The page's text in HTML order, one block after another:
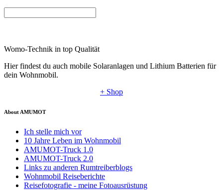
Womo-Technik in top Qualität
Hier findest du auch mobile Solaranlagen und Lithium Batterien für
dein Wohnmobil.
+ Shop
About AMUMOT
Ich stelle mich vor
10 Jahre Leben im Wohnmobil
AMUMOT-Truck 1.0
AMUMOT-Truck 2.0
Links zu anderen Rumtreiberblogs
Wohnmobil Reiseberichte
Reisefotografie - meine Fotoausrüstung